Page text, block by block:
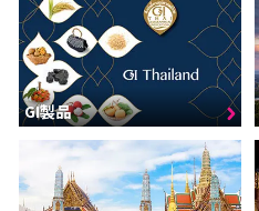
GI製品